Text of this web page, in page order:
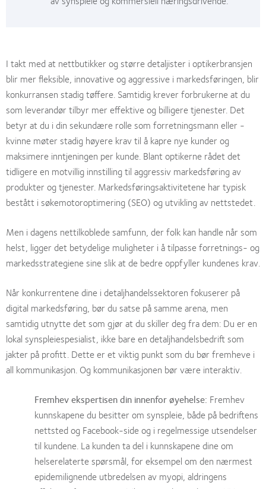
I takt med at nettbutikker og større detaljister i optikerbransjen
blir mer fleksible, innovative og aggressive i markedsføringen, blir
konkurransen stadig tøffere. Samtidig krever forbrukerne at du
som leverandør tilbyr mer effektive og billigere tjenester. Det
betyr at du i din sekundære rolle som forretningsmann eller -
kvinne møter stadig høyere krav til å kapre nye kunder og
maksimere inntjeningen per kunde. Blant optikerne rådet det
tidligere en motvillig innstilling til aggressiv markedsføring av
produkter og tjenester. Markedsføringsaktivitetene har typisk
bestått i søkemotoroptimering (SEO) og utvikling av nettstedet.
Men i dagens nettilkoblede samfunn, der folk kan handle når som
helst, ligger det betydelige muligheter i å tilpasse forretnings- og
markedsstrategiene sine slik at de bedre oppfyller kundenes krav.
Når konkurrentene dine i detaljhandelssektoren fokuserer på
digital markedsføring, bør du satse på samme arena, men
samtidig utnytte det som gjør at du skiller deg fra dem: Du er en
lokal synspleiespesialist, ikke bare en detaljhandelsbedrift som
jakter på profitt. Dette er et viktig punkt som du bør fremheve i
all kommunikasjon. Og kommunikasjonen bør være interaktiv.
Fremhev ekspertisen din innenfor øyehelse: Fremhev
kunnskapene du besitter om synspleie, både på bedriftens
nettsted og Facebook-side og i regelmessige utsendelser
til kundene. La kunden ta del i kunnskapene dine om
helserelaterte spørsmål, for eksempel om den nærmest
epidemilignende utbredelsen av myopi, aldringens